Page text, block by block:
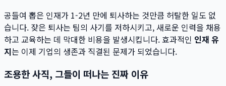
공들여 뽑은 인재가 1-2년 만에 퇴사하는 것만큼 허탈한 일도 없
습니다. 잦은 퇴사는 팀의 사기를 저하시키고, 새로운 인력을 채용
하고 교육하는 데 막대한 비용을 발생시킵니다. 효과적인 인재 유
지는 이제 기업의 생존과 직결된 문제가 되었습니다.
조용한 사직, 그들이 떠나는 진짜 이유